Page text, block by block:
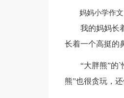
妈妈小学作文
我的妈妈长
长着一个高挺的
“大胖熊”的
熊”也很贪玩，